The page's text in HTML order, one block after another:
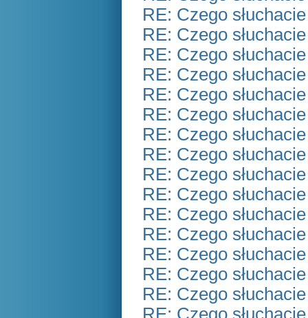
RE: Czego
RE: Czego
RE: Czego
RE: Czego
RE: Czego
RE: Czego
RE: Czego
RE: Czego
RE: Czego
RE: Czego
RE: Czego
RE: Czego
RE: Czego
RE: Czego
RE: Czego
RE: Czego